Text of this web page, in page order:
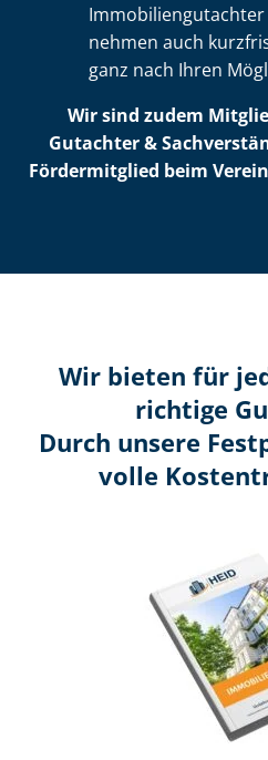
nehmen auch
ganz nach Ihren
Wir sind zudem
Gutachter &
Fördermitglied beim
Wir bieten für
richtige
Durch unsere
volle